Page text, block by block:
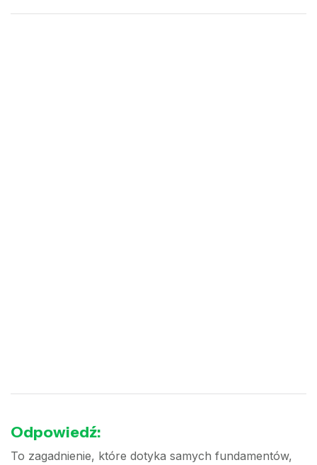
Odpowiedź:
To zagadnienie, które dotyka samych fundamentów,